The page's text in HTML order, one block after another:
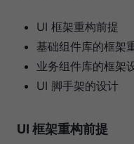
UI 框架重构前提
基础组件库的框架
业务组件库的框架
UI 脚手架的设计
UI 框架重构前提